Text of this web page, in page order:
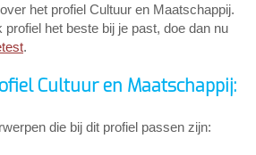
het profiel Cultuur en Maatschappij.
het beste bij je past, doe dan nu
.
Cultuur en Maatschappij:
die bij dit profiel passen zijn: